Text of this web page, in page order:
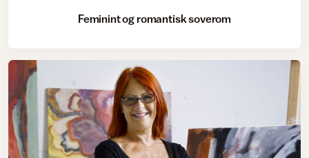
Feminint og romantisk soverom